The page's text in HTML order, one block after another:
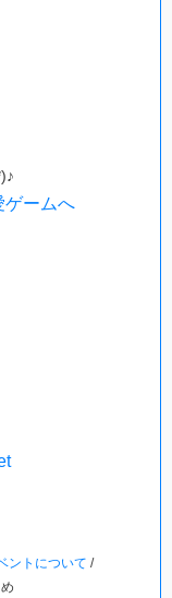
ントについて /